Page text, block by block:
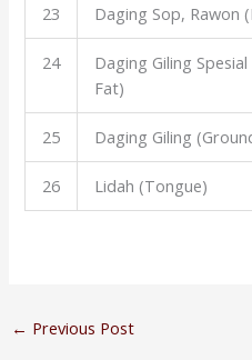
23 Daging Sop, Rawon
24
Daging Giling
Fat)
25 Daging Giling
26 Lidah (Tongue)
← Previous Post